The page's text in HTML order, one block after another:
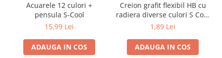
Pregătire Evaluare Națională
Pregătire Bacalaureat
Clasici români și universali
Acuarele 12 culori +
pensula S-Cool
15,99 Lei
ADAUGA IN COS
Creion grafit flexibil HB cu
radiera diverse culori S Cool
Collection
1,89 Lei
ADAUGA IN COS